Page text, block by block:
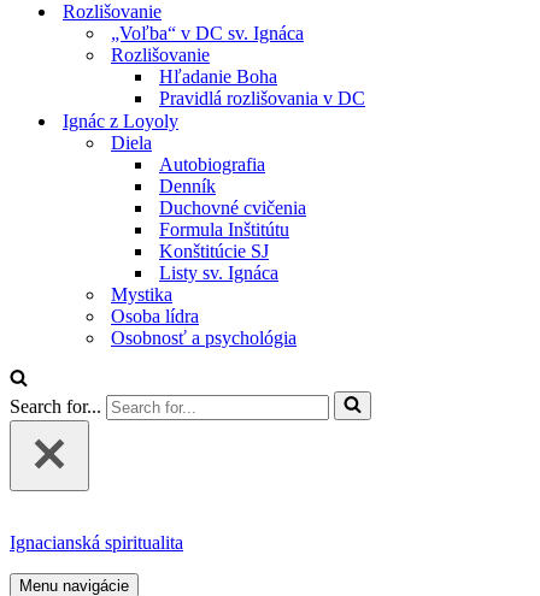
Rozlišovanie
„Voľba“ v DC sv. Ignáca
Rozlišovanie
Hľadanie Boha
Pravidlá rozlišovania v DC
Ignác z Loyoly
Diela
Autobiografia
Denník
Duchovné cvičenia
Formula Inštitútu
Konštitúcie SJ
Listy sv. Ignáca
Mystika
Osoba lídra
Osobnosť a psychológia
Search for...
Ignacianská spiritualita
Menu navigácie